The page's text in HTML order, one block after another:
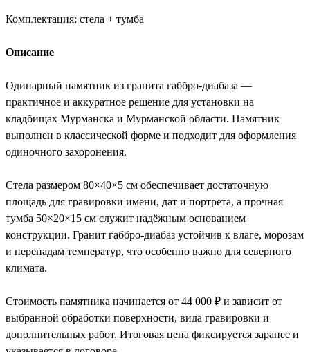
Комплектация: стела + тумба
Описание
Одинарный памятник из гранита габбро-диабаза —
практичное и аккуратное решение для установки на
кладбищах Мурманска и Мурманской области. Памятник
выполнен в классической форме и подходит для оформления
одиночного захоронения.
Стела размером 80×40×5 см обеспечивает достаточную
площадь для гравировки имени, дат и портрета, а прочная
тумба 50×20×15 см служит надёжным основанием
конструкции. Гранит габбро-диабаз устойчив к влаге, морозам
и перепадам температур, что особенно важно для северного
климата.
Стоимость памятника начинается от 44 000 ₽ и зависит от
выбранной обработки поверхности, вида гравировки и
дополнительных работ. Итоговая цена фиксируется заранее и